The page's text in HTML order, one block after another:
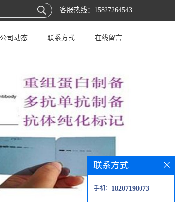
客服热线： 15827264543
公司动态 联系方式 在线留言
联系方式
手机： 18207198073